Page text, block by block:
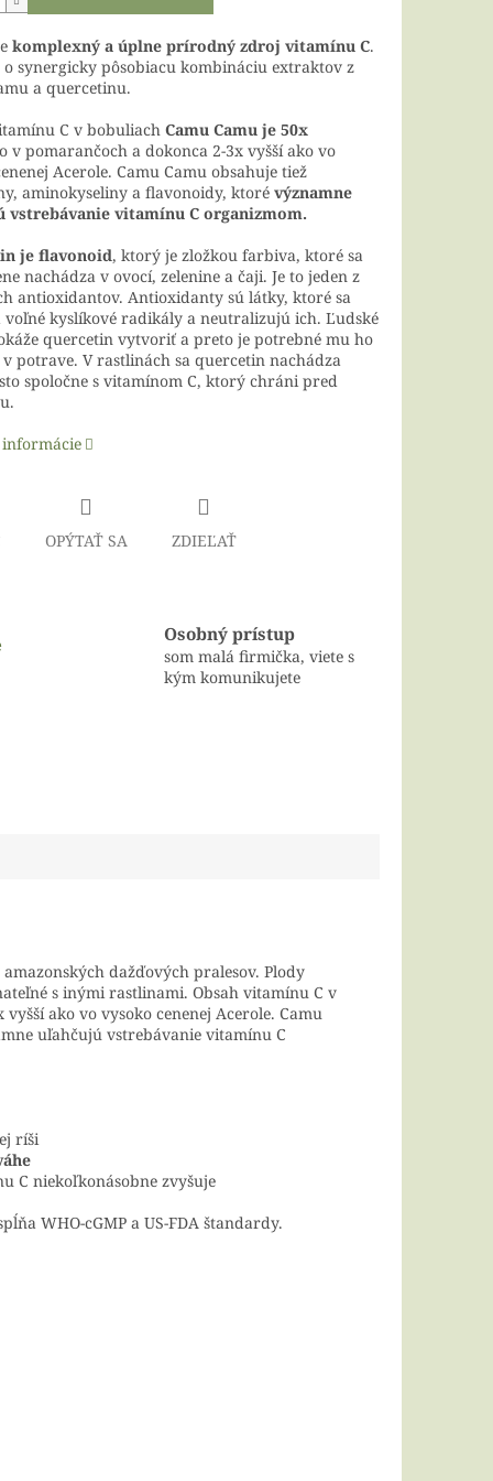
komplexný a úplne prírodný zdroj vitamínu C.
o synergicky pôsobiacu kombináciu extraktov z
a quercetinu.
C v bobuliach Camu Camu je 50x
v pomarančoch a dokonca 2-3x vyšší ako vo
Acerole. Camu Camu obsahuje tiež
aminokyseliny a flavonoidy, ktoré významne
vstrebávanie vitamínu C organizmom.
je flavonoid, ktorý je zložkou farbiva, ktoré sa
nachádza v ovocí, zelenine a čaji. Je to jeden z
antioxidantov. Antioxidanty sú látky, ktoré sa
voľné kyslíkové radikály a neutralizujú ich. Ľudské
quercetin vytvoriť a preto je potrebné mu ho
potrave. V rastlinách sa quercetin nachádza
spoločne s vitamínom C, ktorý chráni pred
OPÝTAŤ SA ZDIEĽAŤ
Osobný prístup
som malá firmička, viete s
kým komunikujete
dažďových pralesov. Plody
s inými rastlinami. Obsah vitamínu C v
ako vo vysoko cenenej Acerole. Camu
uľahčujú vstrebávanie vitamínu C
ríši
C niekoľkonásobne zvyšuje
WHO-cGMP a US-FDA štandardy.